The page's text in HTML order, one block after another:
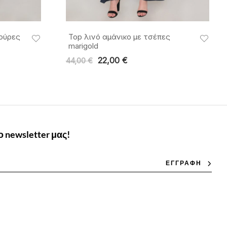
Top λινό αμάνικο με τσέπες
marigold
44,00€ 22,00 €
newsletter μας!
ΕΓΓΡΑΦΗ